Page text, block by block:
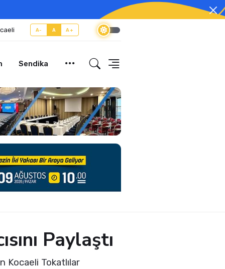
A- A A+
Sendika
Paylaştı
Kocaeli Tokatlılar